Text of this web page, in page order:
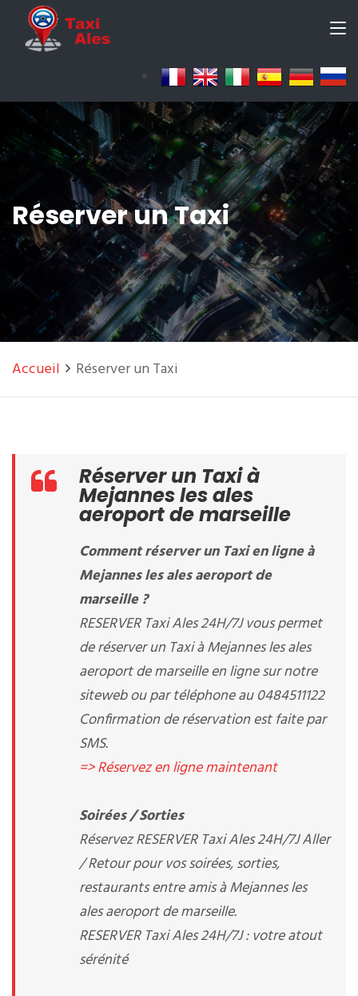
Réserver un Taxi
Accueil Réserver un Taxi
Réserver un Taxi à
Mejannes les ales
aeroport de marseille
Comment réserver un Taxi en ligne à
Mejannes les ales aeroport de
marseille ?
RESERVER Taxi Ales 24H/7J vous permet
de réserver un Taxi à Mejannes les ales
aeroport de marseille en ligne sur notre
siteweb ou par téléphone au 0484511122
Confirmation de réservation est faite par
SMS.
=> Réservez en ligne maintenant
Soirées / Sorties
Réservez RESERVER Taxi Ales 24H/7J Aller
/ Retour pour vos soirées, sorties,
restaurants entre amis à Mejannes les
ales aeroport de marseille.
RESERVER Taxi Ales 24H/7J : votre atout
sérénité